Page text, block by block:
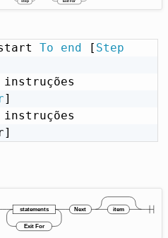
To end [ Step
]